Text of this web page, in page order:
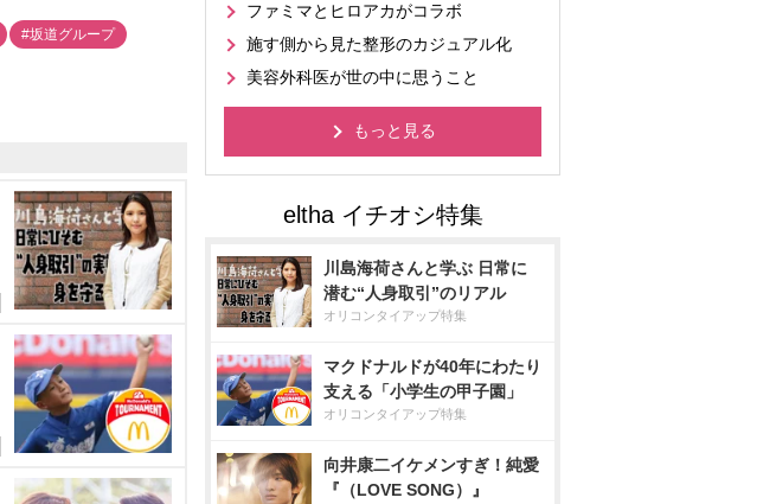
#坂道グループ
ファミマとヒロアカがコラボ
施す側から見た整形のカジュアル化
美容外科医が世の中に思うこと
もっと見る
川島海荷さんと学ぶ 日常に
潜む“人身取引”のリアル
オリコンタイアップ特集
マクドナルドが40年にわたり
支える「小学生の甲子園」
オリコンタイアップ特集
向井康二イケメンすぎ！純愛
『（LOVE SONG）』